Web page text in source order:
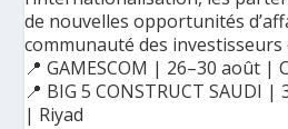
de nouvelles opportunités
communauté des
📍 GAMESCOM | 26–30 août |
📍 BIG 5 CONSTRUCT SAUDI
| Riyad